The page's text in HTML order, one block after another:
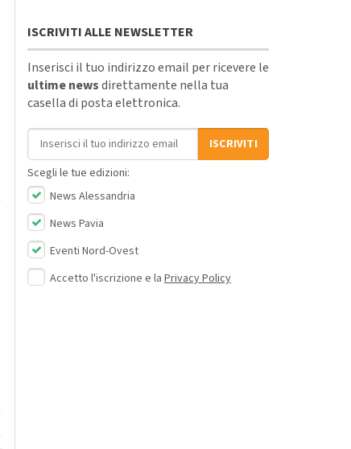
ISCRIVITI ALLE NEWSLETTER
Inserisci il tuo indirizzo email per ricevere le
ultime newsdirettamente nella tua
casella di posta elettronica.
Indirizzo email
ISCRIVITI
Scegli le tue edizioni:
News Alessandria
News Pavia
Eventi Nord-Ovest
Accetto l'iscrizione e la Privacy Policy